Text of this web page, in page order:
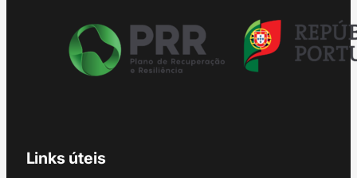
Links úteis